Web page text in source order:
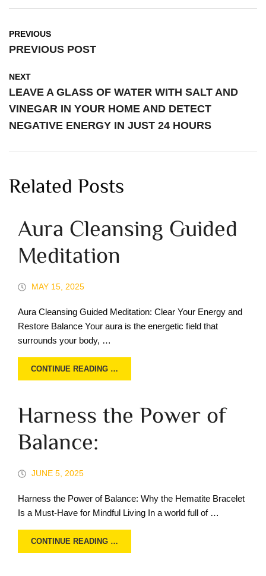
PREVIOUS
PREVIOUS POST
NEXT
LEAVE A GLASS OF WATER WITH SALT AND
VINEGAR IN YOUR HOME AND DETECT
NEGATIVE ENERGY IN JUST 24 HOURS
Related Posts
Aura Cleansing Guided
Meditation
MAY 15, 2025
Aura Cleansing Guided Meditation: Clear Your Energy and
Restore Balance Your aura is the energetic field that
surrounds your body, …
CONTINUE READING …
Harness the Power of
Balance:
JUNE 5, 2025
Harness the Power of Balance: Why the Hematite Bracelet
Is a Must-Have for Mindful Living In a world full of …
CONTINUE READING …